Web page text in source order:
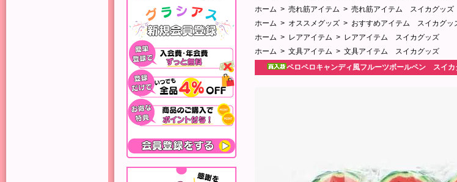
ホーム > 売れ筋アイテム > 売れ筋アイテム スイカグッズ
ホーム > オススメグッズ > おすすめアイテム スイカグッ
ホーム > レアアイテム > レアアイテム スイカグッズ
ホーム > 文具アイテム > 文具アイテム スイカグッズ
ペロペロキャンディ風フルーツボールペン スイカ